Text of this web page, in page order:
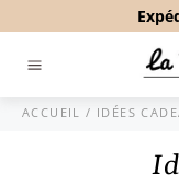
au
contenu
ACCUEIL / IDÉES